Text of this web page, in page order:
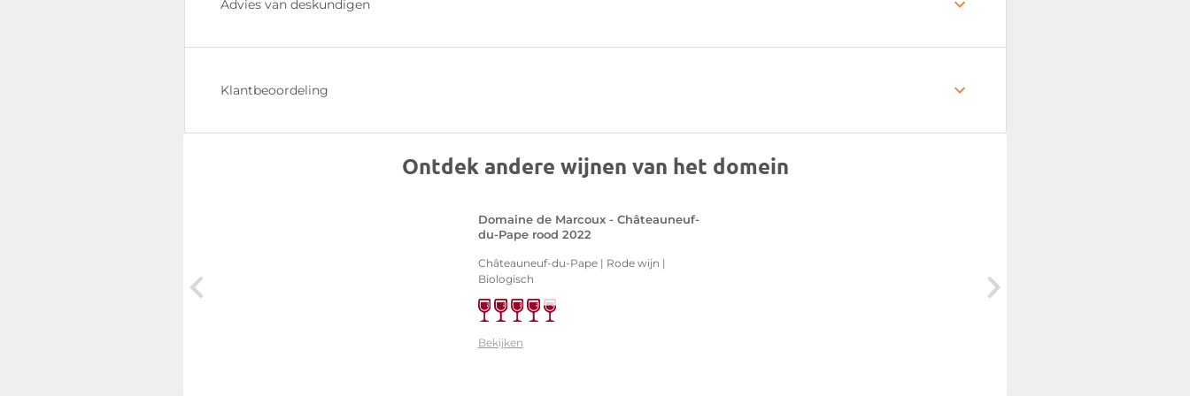
Advies van deskundigen
Klantbeoordeling
Ontdek andere wijnen van het domein
Domaine de Marcoux - Châteauneuf-
du-Pape rood 2022
Châteauneuf-du-Pape | Rode wijn |
Biologisch
Bekijken